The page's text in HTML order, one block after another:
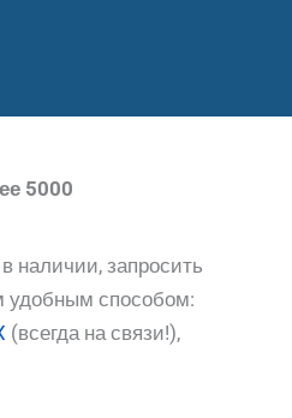
5000
наличии, запросить
удобным способом:
(всегда на связи!),